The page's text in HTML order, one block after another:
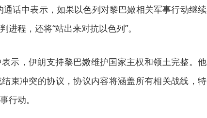
通话中表示，如果以色列对黎巴嫩相关军事行动继续
程，还将“站出来对抗以色列”。
示，伊朗支持黎巴嫩维护国家主权和领土完整。他
束冲突的协议，协议内容将涵盖所有相关战线，特
行动。